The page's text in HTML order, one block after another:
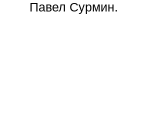
Павел Сурмин.